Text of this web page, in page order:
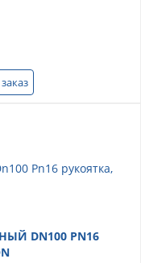
DN100 PN16